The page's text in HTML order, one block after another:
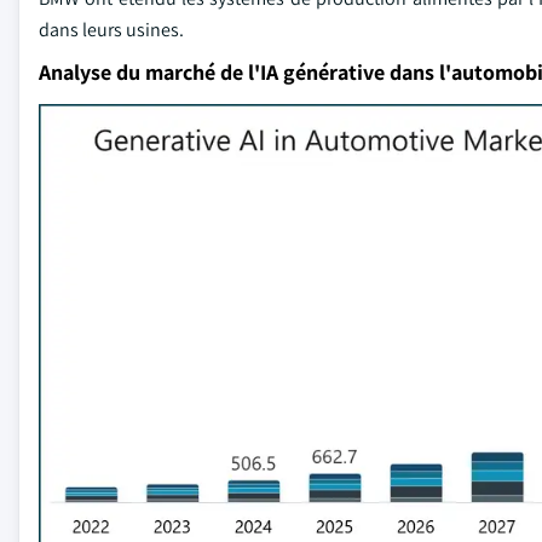
dans leurs usines.
Analyse du marché de l'IA générative dans